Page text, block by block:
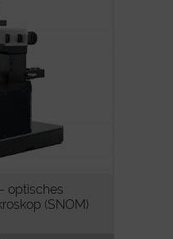
optisches
(SNOM)